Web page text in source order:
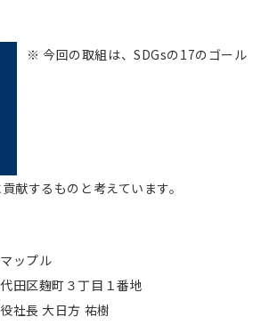
※ 今回の取組は、SDGsの17のゴール
献するものと考えています。
ップル
田区麹町３丁目１番地
社長 大日方 祐樹